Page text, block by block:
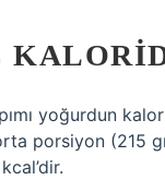
yoğurdun
porsiyon (215